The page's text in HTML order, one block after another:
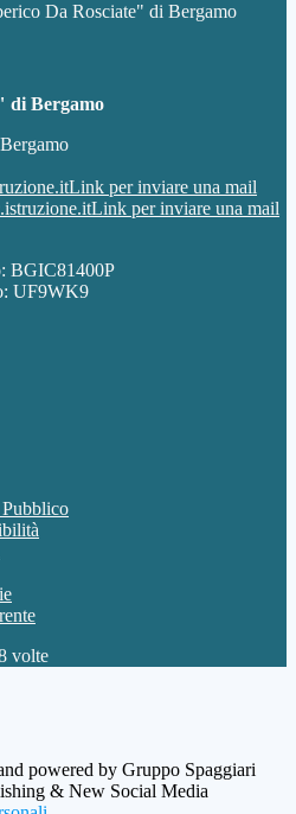
Da Rosciate" di Bergamo
di Bergamo
Link per inviare una mail
Link per inviare una mail
BGIC81400P
UF9WK9
volte
powered by Gruppo Spaggiari
& New Social Media